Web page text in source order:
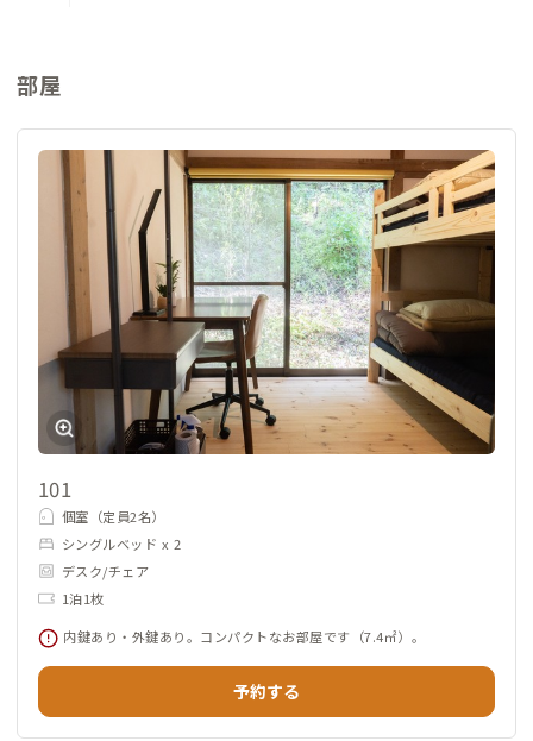
楽しみください。
※利用上の注意
外部照明は日没ごろ点灯し、22時台には消灯します。夜間は暗
いため、足元にお気をつけてお越しください。
部屋
101
個室（定員2名）
シングルベッド x 2
デスク/チェア
1泊1枚
内鍵あり・外鍵あり。コンパクトなお部屋です（7.4㎡）。
予約する